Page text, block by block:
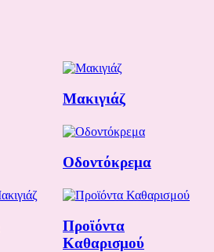
Μακιγιάζ
Οδοντόκρεμα
Προϊόντα
Καθαρισμού